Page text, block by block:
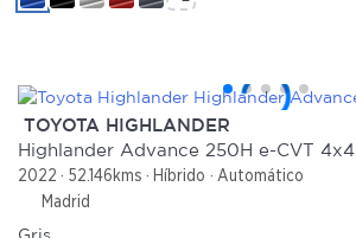
TOYOTA HIGHLANDER
Highlander Advance 250H e-CVT 4x4
2022 52.146kms Híbrido
Automático
Madrid
Gris